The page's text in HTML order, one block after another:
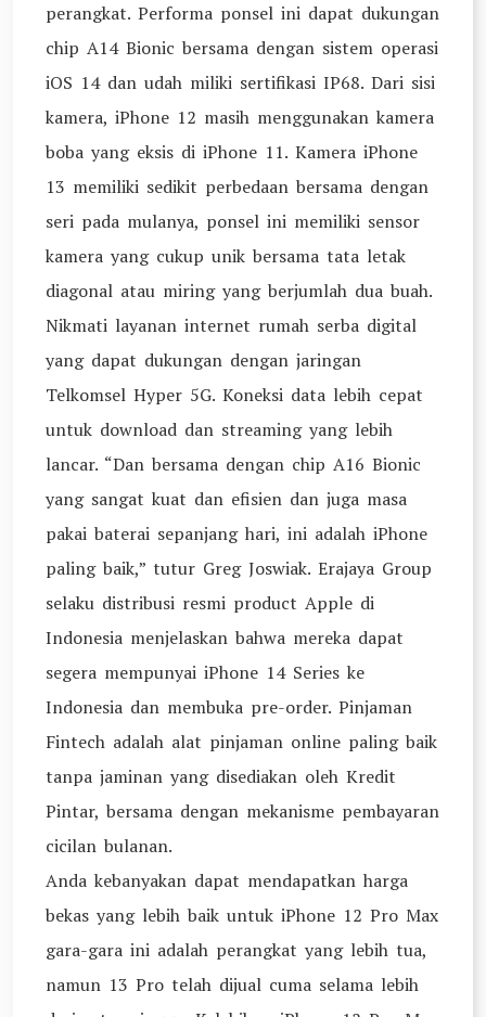
perangkat. Performa ponsel ini dapat dukungan
chip A14 Bionic bersama dengan sistem operasi
iOS 14 dan udah miliki sertifikasi IP68. Dari sisi
kamera, iPhone 12 masih menggunakan kamera
boba yang eksis di iPhone 11. Kamera iPhone
13 memiliki sedikit perbedaan bersama dengan
seri pada mulanya, ponsel ini memiliki sensor
kamera yang cukup unik bersama tata letak
diagonal atau miring yang berjumlah dua buah.
Nikmati layanan internet rumah serba digital
yang dapat dukungan dengan jaringan
Telkomsel Hyper 5G. Koneksi data lebih cepat
untuk download dan streaming yang lebih
lancar. “Dan bersama dengan chip A16 Bionic
yang sangat kuat dan efisien dan juga masa
pakai baterai sepanjang hari, ini adalah iPhone
paling baik,” tutur Greg Joswiak. Erajaya Group
selaku distribusi resmi product Apple di
Indonesia menjelaskan bahwa mereka dapat
segera mempunyai iPhone 14 Series ke
Indonesia dan membuka pre-order. Pinjaman
Fintech adalah alat pinjaman online paling baik
tanpa jaminan yang disediakan oleh Kredit
Pintar, bersama dengan mekanisme pembayaran
cicilan bulanan.
Anda kebanyakan dapat mendapatkan harga
bekas yang lebih baik untuk iPhone 12 Pro Max
gara-gara ini adalah perangkat yang lebih tua,
namun 13 Pro telah dijual cuma selama lebih